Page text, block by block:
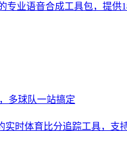
专业语音合成工具包，提
多球队一站搞定
实时体育比分追踪工具，支